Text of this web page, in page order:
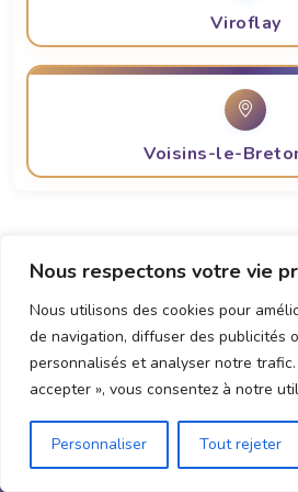
Nous respectons votre vie
Nous utilisons des cookies pour
de navigation, diffuser des publicités
personnalisés et analyser notre
accepter », vous consentez à notre
Personnaliser Tout rejeter
Viroflay
Voisins-le-